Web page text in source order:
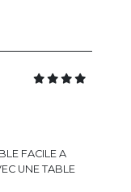
FACILE A
UNE TABLE